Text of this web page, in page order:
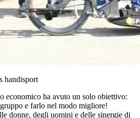
handisport
economico ha avuto un solo obiettivo:
e farlo nel modo migliore!
donne, degli uomini e delle sinergie di